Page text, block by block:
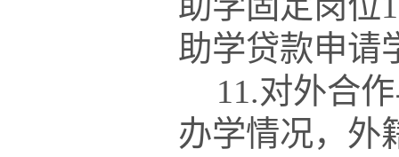
助学贷款申请
11.对外合
办学情况，外